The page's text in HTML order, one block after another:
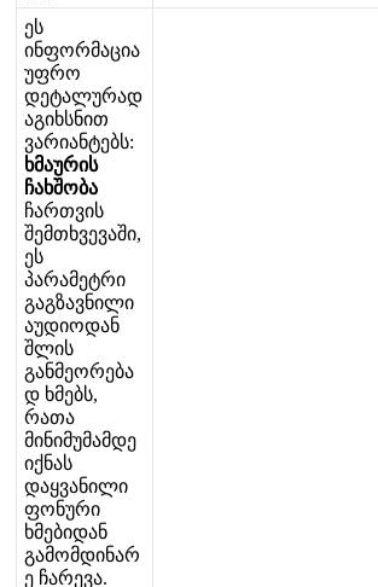
ეს
ინფორმაცია
უფრო
დეტალურად
აგიხსნით
ვარიანტებს:
ხმაურის
ჩახშობა
ჩართვის
შემთხვევაში,
ეს
პარამეტრი
გაგზავნილი
აუდიოდან
შლის
განმეორება
დ ხმებს,
რათა
მინიმუმამდე
იქნას
დაყვანილი
ფონური
ხმებიდან
გამომდინარ
ე ჩარევა.